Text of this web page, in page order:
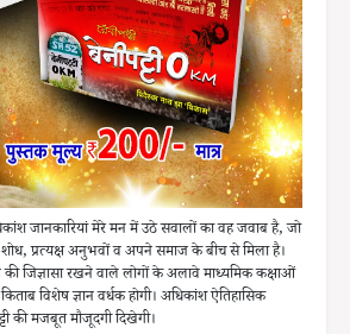
जानकारियां मेरे मन में उठे सवालों का वह जवाब है, जो
प्रत्यक्ष अनुभवों व अपने समाज के बीच से मिला है।
जिज्ञासा रखने वाले लोगों के अलावे माध्यमिक कक्षाओं
विशेष ज्ञान वर्धक होगी। अधिकांश ऐतिहासिक
की मजबूत मौजूदगी दिखेगी।